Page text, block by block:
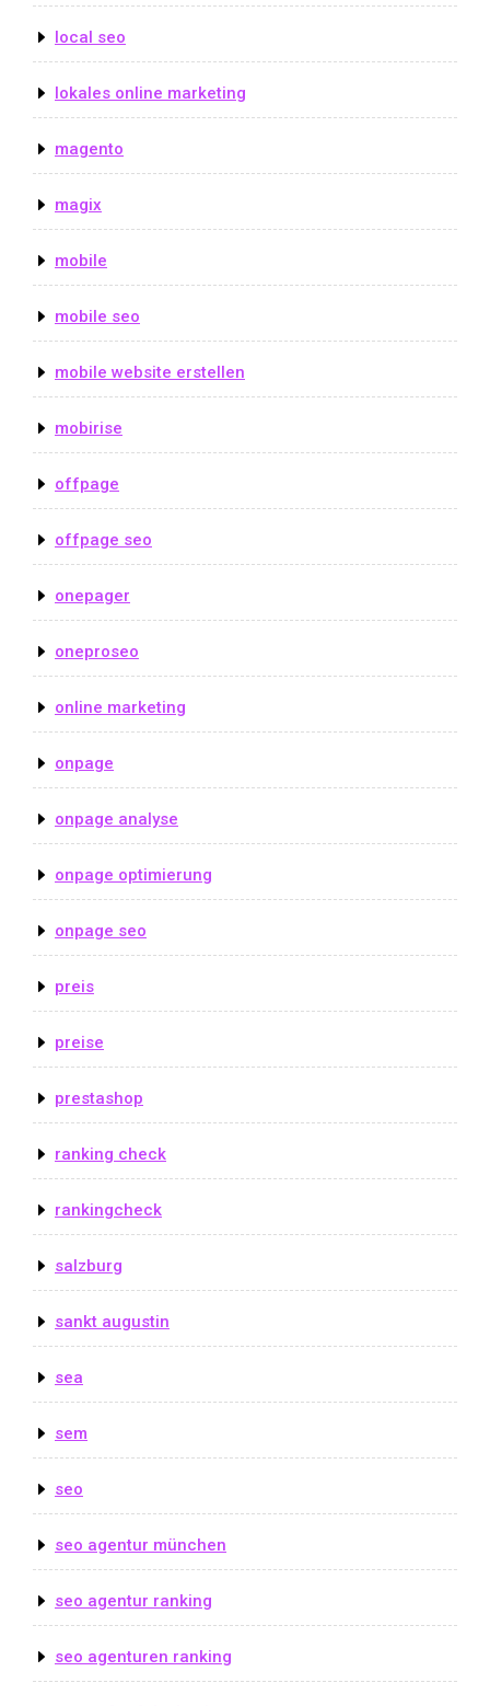
local seo
lokales online marketing
magento
magix
mobile
mobile seo
mobile website erstellen
mobirise
offpage
offpage seo
onepager
oneproseo
online marketing
onpage
onpage analyse
onpage optimierung
onpage seo
preis
preise
prestashop
ranking check
rankingcheck
salzburg
sankt augustin
sea
sem
seo
seo agentur münchen
seo agentur ranking
seo agenturen ranking